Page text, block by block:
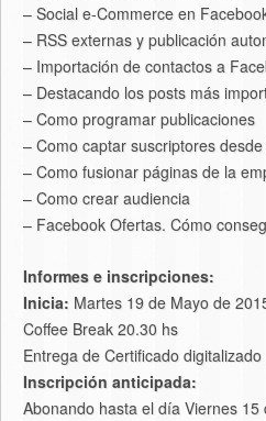
– Social e-Commerce en
– RSS externas y publicación
– Importación de contactos a
– Destacando los posts más
– Como programar publicaciones
– Como captar suscriptores
– Como fusionar páginas de la
– Como crear audiencia
– Facebook Ofertas. Cómo
Informes e inscripciones:
Inicia: Martes 19 de Mayo de
Coffee Break 20.30 hs
Entrega de Certificado
Inscripción anticipada:
Abonando hasta el día Viernes